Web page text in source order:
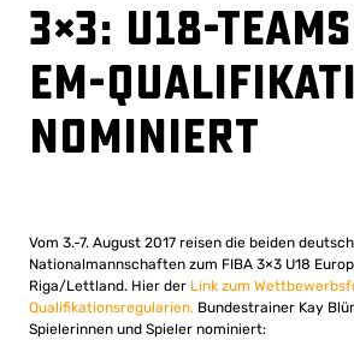
3×3: U18-
EM-
nominiert
Vom 3.-7. August 2017 reisen die beiden
Nationalmannschaften zum FIBA 3×3 U18
Riga/Lettland. Hier der Link zum
Qualifikationsregularien. Bundestrainer Kay
Spielerinnen und Spieler nominiert: